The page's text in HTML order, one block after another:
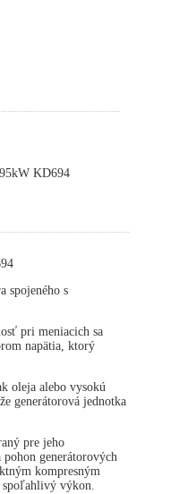
KD694
spojeného s
pri meniacich sa
napätia, ktorý
oleja alebo vysokú
generátorová jednotka
pre jeho
generátorových
kompresným
spoľahlivý výkon.